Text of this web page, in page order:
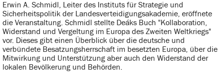
Erwin A. Schmidl, Leiter des Instituts für Strategie und
Sicherheitspolitik der Landesverteidigungsakademie, eröffnete
die Veranstaltung. Schmidl stellte Deáks Buch "Kollaboration,
Widerstand und Vergeltung im Europa des Zweiten Weltkriegs"
vor. Dieses gibt einen Überblick über die deutsche und
verbündete Besatzungsherrschaft im besetzten Europa, über die
Mitwirkung und Unterstützung aber auch den Widerstand der
lokalen Bevölkerung und Behörden.